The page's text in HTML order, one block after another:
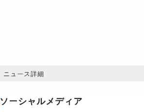
ニュース詳細
ソーシャルメディア